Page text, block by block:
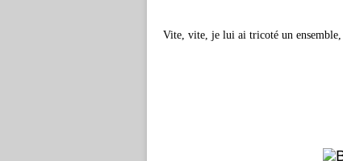
Vite, vite, je lui ai tricoté un ensemble,